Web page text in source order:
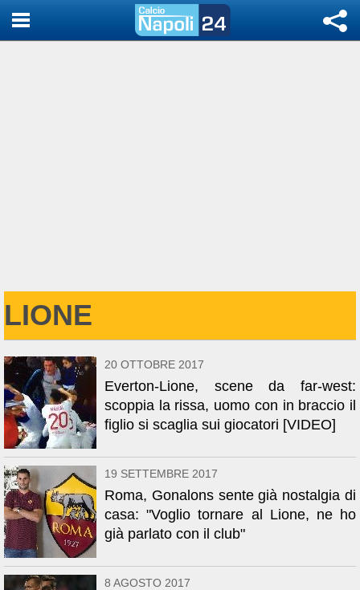
LIONE
20 OTTOBRE 2017
Everton-Lione, scene da far-west:
scoppia la rissa, uomo con in braccio il
figlio si scaglia sui giocatori [VIDEO]
19 SETTEMBRE 2017
Roma, Gonalons sente già nostalgia di
casa: "Voglio tornare al Lione, ne ho
già parlato con il club"
8 AGOSTO 2017